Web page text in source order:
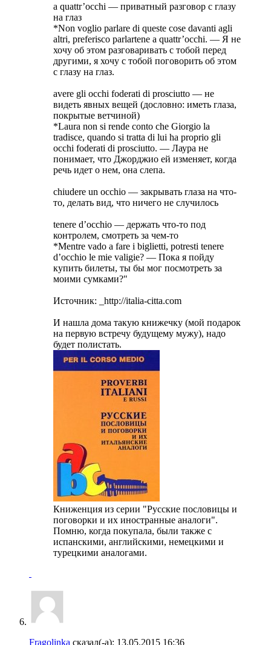
a quattr’occhi — приватный разговор с глазу
на глаз
*Non voglio parlare di queste cose davanti agli
altri, preferisco parlartene a quattr’occhi. — Я не
хочу об этом разговаривать с тобой перед
другими, я хочу с тобой поговорить об этом
с глазу на глаз.
avere gli occhi foderati di prosciutto — не
видеть явных вещей (дословно: иметь глаза,
покрытые ветчиной)
*Laura non si rende conto che Giorgio la
tradisce, quando si tratta di lui ha proprio gli
occhi foderati di prosciutto. — Лаура не
понимает, что Джорджио ей изменяет, когда
речь идет о нем, она слепа.
chiudere un occhio — закрывать глаза на что-
то, делать вид, что ничего не случилось
tenere d’occhio — держать что-то под
контролем, смотреть за чем-то
*Mentre vado a fare i biglietti, potresti tenere
d’occhio le mie valigie? — Пока я пойду
купить билеты, ты бы мог посмотреть за
моими сумками?"
Источник: _http://italia-citta.com
И нашла дома такую книжечку (мой подарок
на первую встречу будущему мужу), надо
будет полистать.
Книженция из серии "Русские пословицы и
поговорки и их иностранные аналоги".
Помню, когда покупала, были также с
испанскими, английскими, немецкими и
турецкими аналогами.
Fragolinka сказал(-а): 13.05.2015 16:36